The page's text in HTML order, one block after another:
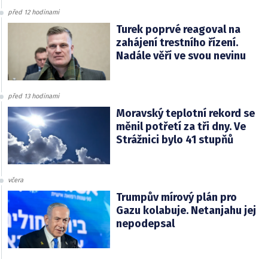
před 12 hodinami
Turek poprvé reagoval na
zahájení trestního řízení.
Nadále věří ve svou nevinu
před 13 hodinami
Moravský teplotní rekord se
měnil potřetí za tři dny. Ve
Strážnici bylo 41 stupňů
včera
Trumpův mírový plán pro
Gazu kolabuje. Netanjahu jej
nepodepsal